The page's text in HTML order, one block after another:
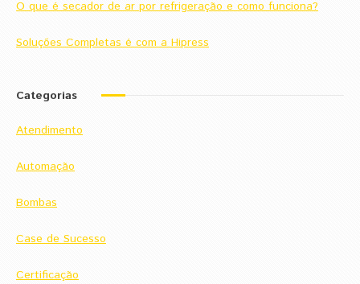
O que é secador de ar por refrigeração e como funciona?
Soluções Completas é com a Hipress
Categorias
Atendimento
Automação
Bombas
Case de Sucesso
Certificação